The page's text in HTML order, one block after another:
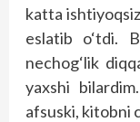
katta
eslatib o‘tdi.
nechog‘lik
yaxshi
afsuski, kitobni